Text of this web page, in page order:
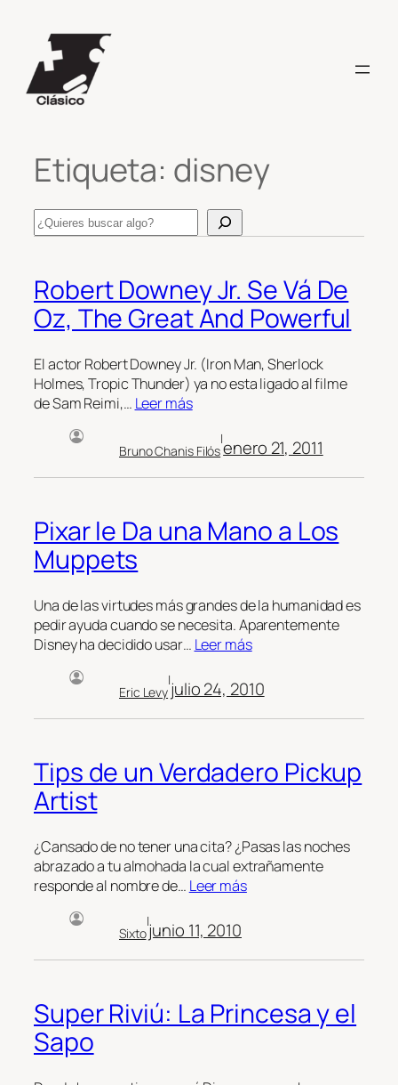
contenido
Etiqueta: disney
Search
Robert Downey Jr. Se Vá De
Oz, The Great And Powerful
El actor Robert Downey Jr. (Iron Man, Sherlock
Holmes, Tropic Thunder) ya no esta ligado al filme
de Sam Reimi,… Leer más
Bruno Chanis Filós
|enero 21, 2011
Pixar le Da una Mano a Los
Muppets
Una de las virtudes más grandes de la humanidad es
pedir ayuda cuando se necesita. Aparentemente
Disney ha decidido usar… Leer más
Eric Levy
|julio 24, 2010
Tips de un Verdadero Pickup
Artist
¿Cansado de no tener una cita? ¿Pasas las noches
abrazado a tu almohada la cual extrañamente
responde al nombre de… Leer más
Sixto
|junio 11, 2010
Super Riviú: La Princesa y el
Sapo